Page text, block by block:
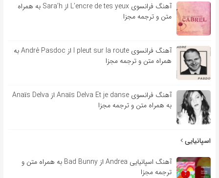
آهنگ فرانسوی L’encre de tes yeux از Sara’h به همراه
متن و ترجمه مجزا
آهنگ فرانسوی l pleut sur la route از André Pasdoc به
همراه متن و ترجمه مجزا
آهنگ فرانسوی Anaïs Delva Et je danse از Anaïs Delva
به همراه متن و ترجمه مجزا
اسپانیایی
آهنگ اسپانیایی Andrea از Bad Bunny به همراه متن و
ترجمه مجزا